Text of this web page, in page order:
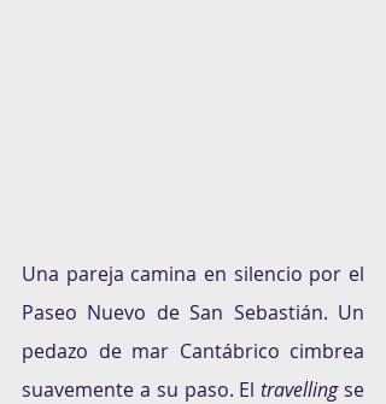
Una pareja camina en silencio por el
Paseo Nuevo de San Sebastián. Un
pedazo de mar Cantábrico cimbrea
suavemente a su paso. El travelling se